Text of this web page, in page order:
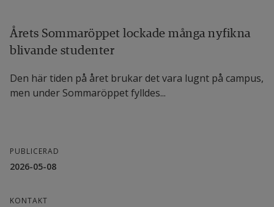
Årets Sommaröppet lockade många nyfikna
blivande studenter
Den här tiden på året brukar det vara lugnt på campus,
men under Sommaröppet fylldes...
PUBLICERAD
2026-05-08
KONTAKT